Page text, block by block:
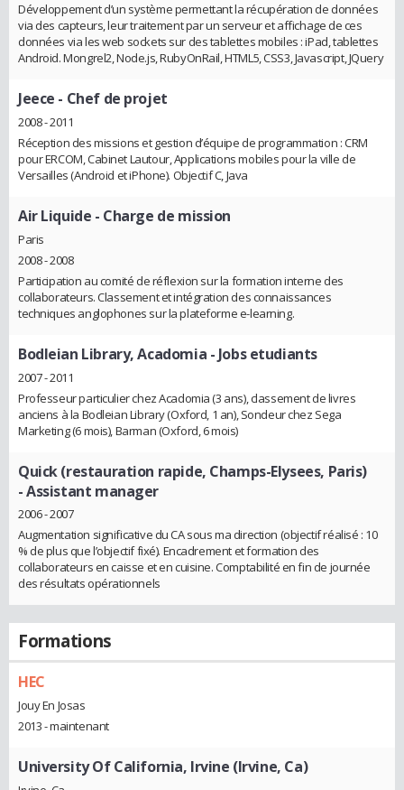
Développement d’un système permettant la récupération de données
via des capteurs, leur traitement par un serveur et affichage de ces
données via les web sockets sur des tablettes mobiles : iPad, tablettes
Android. Mongrel2, Node.js, RubyOnRail, HTML5, CSS3, Javascript, JQuery
Jeece - Chef de projet
2008 - 2011
Réception des missions et gestion d’équipe de programmation : CRM
pour ERCOM, Cabinet Lautour, Applications mobiles pour la ville de
Versailles (Android et iPhone). Objectif C, Java
Air Liquide - Charge de mission
Paris
2008 - 2008
Participation au comité de réflexion sur la formation interne des
collaborateurs. Classement et intégration des connaissances
techniques anglophones sur la plateforme e-learning.
Bodleian Library, Acadomia - Jobs etudiants
2007 - 2011
Professeur particulier chez Acadomia (3 ans), classement de livres
anciens à la Bodleian Library (Oxford, 1 an), Sondeur chez Sega
Marketing (6 mois), Barman (Oxford, 6 mois)
Quick (restauration rapide, Champs-Elysees, Paris)
- Assistant manager
2006 - 2007
Augmentation significative du CA sous ma direction (objectif réalisé : 10
% de plus que l’objectif fixé). Encadrement et formation des
collaborateurs en caisse et en cuisine. Comptabilité en fin de journée
des résultats opérationnels
Formations
HEC
Jouy En Josas
2013 - maintenant
University Of California, Irvine (Irvine, Ca)